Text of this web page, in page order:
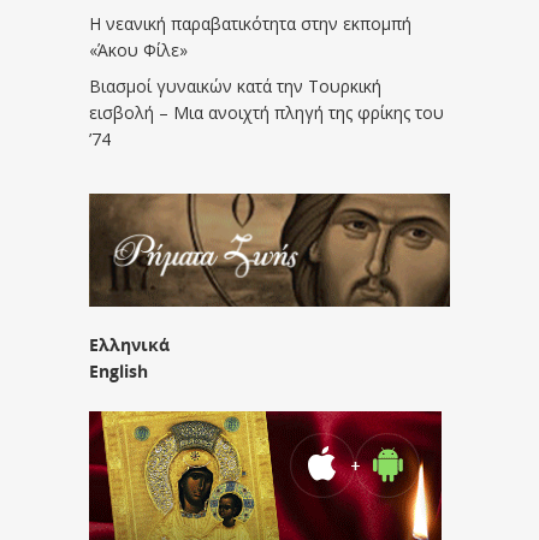
Η νεανική παραβατικότητα στην εκπομπή
«Άκου Φίλε»
Βιασμοί γυναικών κατά την Τουρκική
εισβολή – Μια ανοιχτή πληγή της φρίκης του
’74
Ελληνικά
English